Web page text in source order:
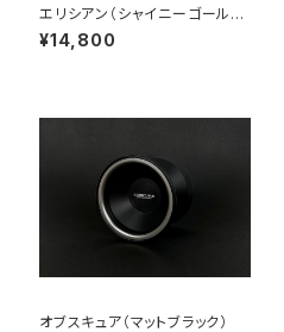
エリシアン（シャイニーゴール
ド）
¥14,800
オブスキュア（マットブラック）